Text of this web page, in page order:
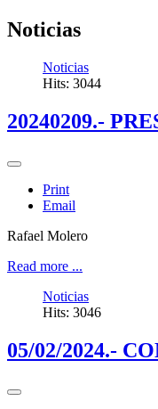
Noticias
Noticias
Hits: 3044
20240209.-
Print
Email
Rafael Molero
Read more ...
Noticias
Hits: 3046
05/02/2024.-